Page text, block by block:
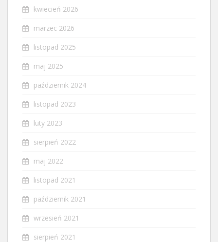
kwiecień 2026
marzec 2026
listopad 2025
maj 2025
październik 2024
listopad 2023
luty 2023
sierpień 2022
maj 2022
listopad 2021
październik 2021
wrzesień 2021
sierpień 2021